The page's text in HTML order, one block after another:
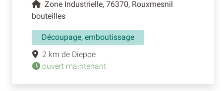
Zone Industrielle, 76370, Rouxmesnil
bouteilles
Découpage, emboutissage
2 km de Dieppe
ouvert maintenant